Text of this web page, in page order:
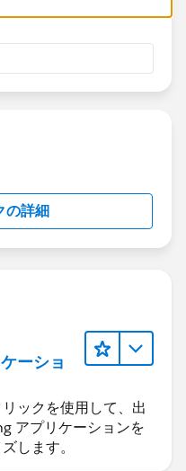
の詳細
ーショ
ックを使用して、出
アプリケーションを
します。